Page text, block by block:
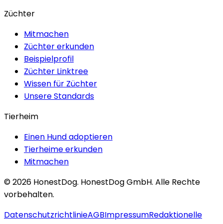
Züchter
Mitmachen
Züchter erkunden
Beispielprofil
Züchter Linktree
Wissen für Züchter
Unsere Standards
Tierheim
Einen Hund adoptieren
Tierheime erkunden
Mitmachen
©2026 HonestDog. HonestDog GmbH. Alle Rechte
vorbehalten.
DatenschutzrichtlinieAGBImpressumRedaktionelle